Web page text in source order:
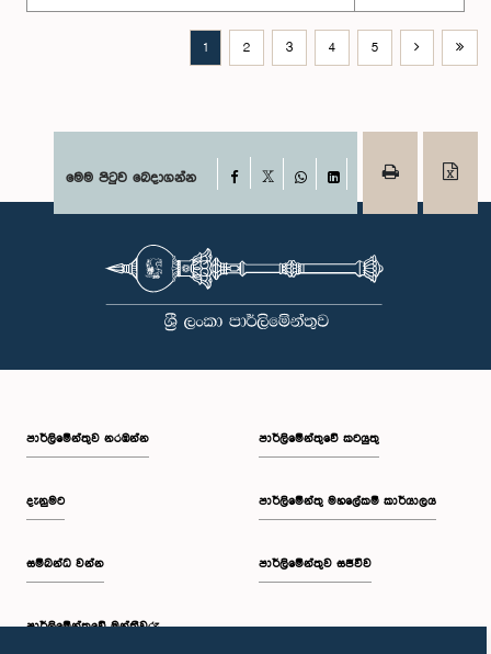
1 2 3 4 5
මෙම පිටුව බෙදාගන්න Facebook
WhatsAppLinkedIn
පාර්ලි‌මේන්තුව නරඹන්න
දැනුමට
සම්බන්ධ වන්න
පාර්ලි‌මේන්තුවේ මන්ත්‍රීවරු
පාර්ලිමේන්තුවේ කටයුතු
පාර්ලිමේන්තු මහලේකම් කාර්යාලය
පාර්ලිමේන්තුව සජීවීව